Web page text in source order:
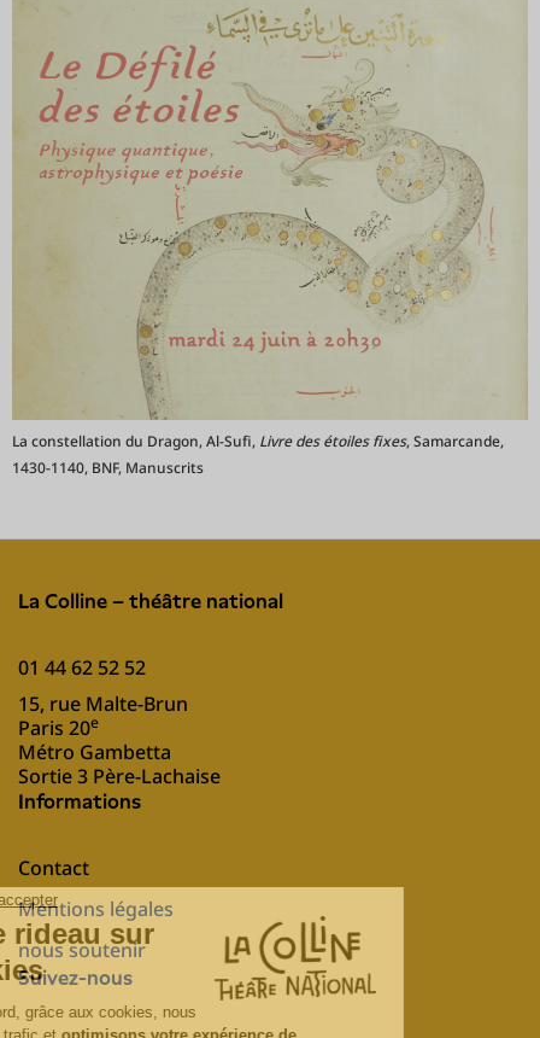
La constellation du Dragon, Al-Sufi, Livre des étoiles fixes, Samarcande,
1430-1140, BNF, Manuscrits
La Colline – théâtre national
01 44 62 52 52
15, rue Malte-Brun
Paris 20e
Métro Gambetta
Sortie 3 Père-Lachaise
Informations
Contact
Mentions légales
nous soutenir
Suivez-nous